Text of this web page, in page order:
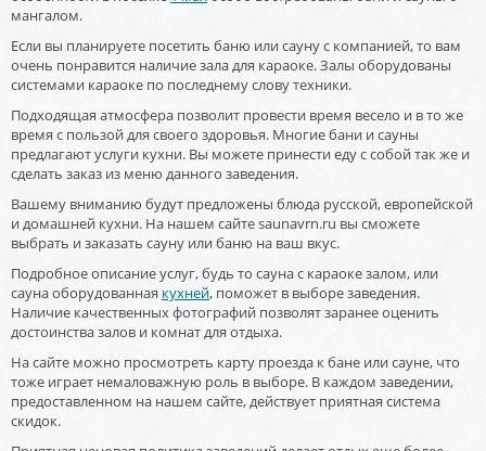
мангалом.
Если вы планируете посетить баню или сауну с компанией, то вам
очень понравится наличие зала для караоке. Залы оборудованы
системами караоке по последнему слову техники.
Подходящая атмосфера позволит провести время весело и в то же
время с пользой для своего здоровья. Многие бани и сауны
предлагают услуги кухни. Вы можете принести еду с собой так же и
сделать заказ из меню данного заведения.
Вашему вниманию будут предложены блюда русской, европейской
и домашней кухни. На нашем сайте saunavrn.ru вы сможете
выбрать и заказать сауну или баню на ваш вкус.
Подробное описание услуг, будь то сауна с караоке залом, или
сауна оборудованная кухней, поможет в выборе заведения.
Наличие качественных фотографий позволят заранее оценить
достоинства залов и комнат для отдыха.
На сайте можно просмотреть карту проезда к бане или сауне, что
тоже играет немаловажную роль в выборе. В каждом заведении,
предоставленном на нашем сайте, действует приятная система
скидок.